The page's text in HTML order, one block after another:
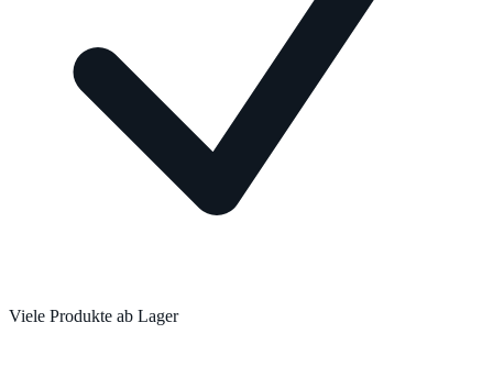
Viele Produkte ab Lager